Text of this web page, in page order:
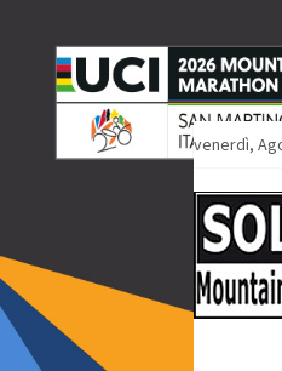
venerdì,